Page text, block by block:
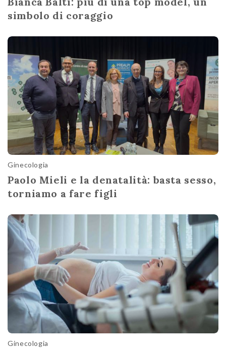
simbolo di coraggio
Ginecologia
Paolo Mieli e la denatalità: basta sesso,
torniamo a fare figli
Ginecologia